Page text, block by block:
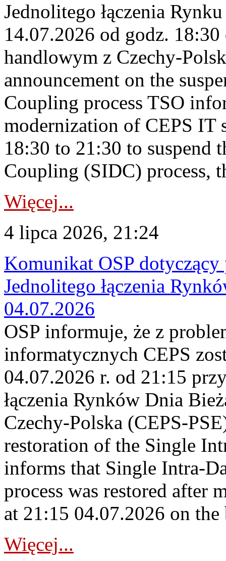
Jednolitego łączenia
14.07.2026 od godz.
handlowym z Czechy-
announcement on the
Coupling process TSO
modernization of CEPS IT
18:30 to 21:30 to suspend
Coupling (SIDC) process,
Więcej...
4 lipca 2026, 21:24
Komunikat OSP
Jednolitego łączenia
04.07.2026
OSP informuje, że z
informatycznych CEPS
04.07.2026 r. od 21:15
łączenia Rynków Dnia
Czechy-Polska (CEPS-
restoration of the Single
informs that Single Intra-
process was restored after
at 21:15 04.07.2026 on
Więcej...